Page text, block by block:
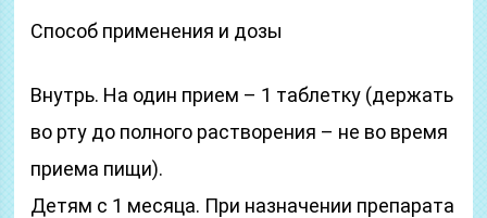
Способ применения и дозы
Внутрь. На один прием – 1 таблетку (держать
во рту до полного растворения – не во время
приема пищи).
Детям с 1 месяца. При назначении препарата